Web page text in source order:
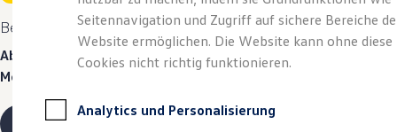
Elektroauto Leasing
Kleinwagen-Leasing
Leasing ohne Anzahlung
Finanzierung
Kfz-Versicherung
Begeistert. Der neue vollelektrische ID. Cross.
Ab 299,00 €
mtl. leasen | 3.900,00 € Sonderzahlung | 48
Monate Laufzeit | Jährliche Fahrleistung: 10.000 km
Details ansehen
Seitennavigation und Zugriff auf sichere Bereiche
Website ermöglichen. Die Website kann ohne diese
Cookies nicht richtig funktionieren.
Analytics und Personalisierung